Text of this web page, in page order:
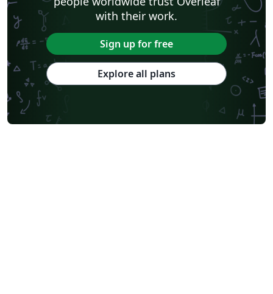
with their work.
Sign up for free
Explore all plans